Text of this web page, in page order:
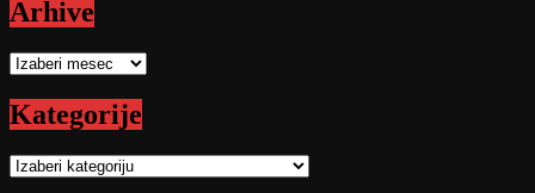
Arhive
Arhive
Kategorije
Kategorije